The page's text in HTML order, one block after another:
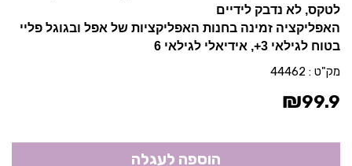
לטקס, לא נדבק לידיים
האפליקציה זמינה בחנות האפליקציות של אפל ובגוגל פליי
בטוח לגילאי 3+, אידיאלי לגילאי 6
מק"ט : 44462
₪99.9